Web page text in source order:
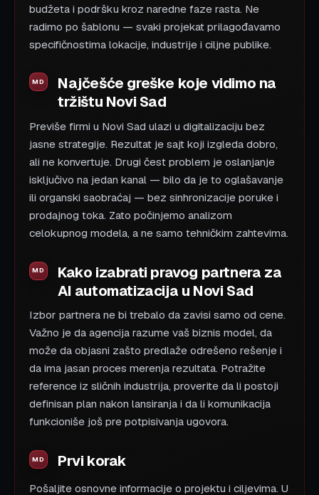
budžeta i podršku kroz naredne faze rasta. Ne
radimo po šablonu — svaki projekat prilagođavamo
specifičnostima lokacije, industrije i ciljne publike.
Najčešće greške koje vidimo na
tržištu Novi Sad
Previše firmi u Novi Sad ulazi u digitalizaciju bez
jasne strategije. Rezultat je sajt koji izgleda dobro,
ali ne konvertuje. Drugi čest problem je oslanjanje
isključivo na jedan kanal — bilo da je to oglašavanje
ili organski saobraćaj — bez sinhronizacije poruke i
prodajnog toka. Zato počinjemo analizom
celokupnog modela, a ne samo tehničkim zahtevima.
Kako izabrati pravog partnera za
AI automatizacija u Novi Sad
Izbor partnera ne bi trebalo da zavisi samo od cene.
Važno je da agencija razume vaš biznis model, da
može da objasni zašto predlaže odrešeno rešenje i
da ima jasan proces merenja rezultata. Potražite
reference iz sličnih industrija, proverite da li postoji
definisan plan nakon lansiranja i da li komunikacija
funkcioniše još pre potpisivanja ugovora.
Prvi korak
Pošaljite osnovne informacije o projektu i ciljevima. U